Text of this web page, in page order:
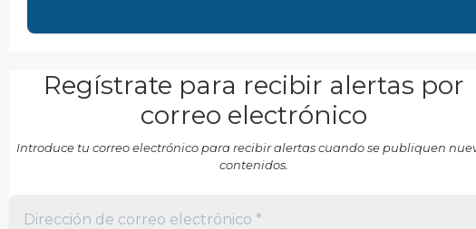
Regístrate para recibir alertas por
correo electrónico
Introduce tu correo electrónico para recibir alertas cuando se publiquen
contenidos.